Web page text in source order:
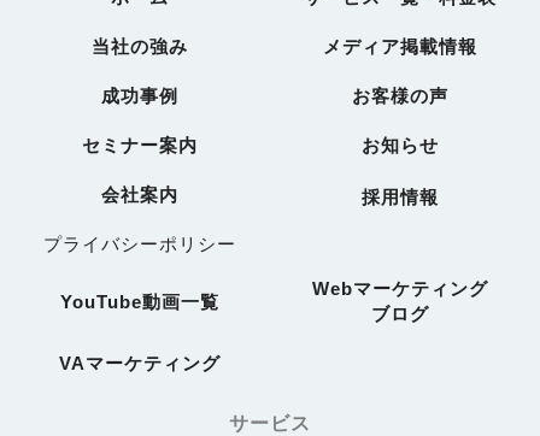
当社の強み メディア掲載情報
成功事例 お客様の声
セミナー案内 お知らせ
会社案内 採用情報
プライバシーポリシー
YouTube動画一覧
Webマーケティング
ブログ
VAマーケティング
サービス